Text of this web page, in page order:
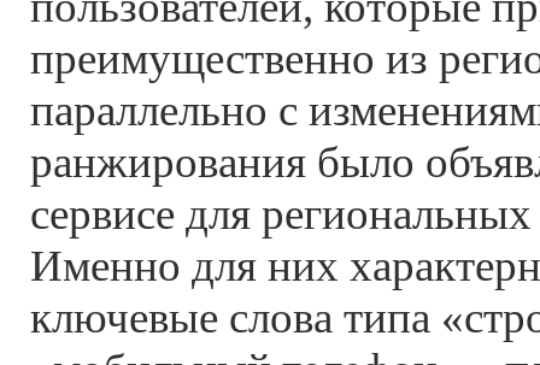
преимущественно из
параллельно с
ранжирования было
сервисе для
Именно для них
ключевые слова типа